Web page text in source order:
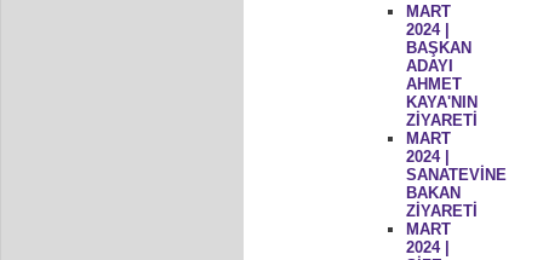
MART
2024 |
BAŞKAN
ADAYI
AHMET
KAYA'NIN
ZİYARETİ
MART
2024 |
SANATEVİNE
BAKAN
ZİYARETİ
MART
2024 |